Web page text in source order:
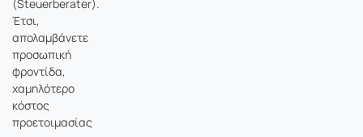
(Steuerberater).
Έτσι,
απολαμβάνετε
προσωπική
φροντίδα,
χαμηλότερο
κόστος
προετοιμασίας